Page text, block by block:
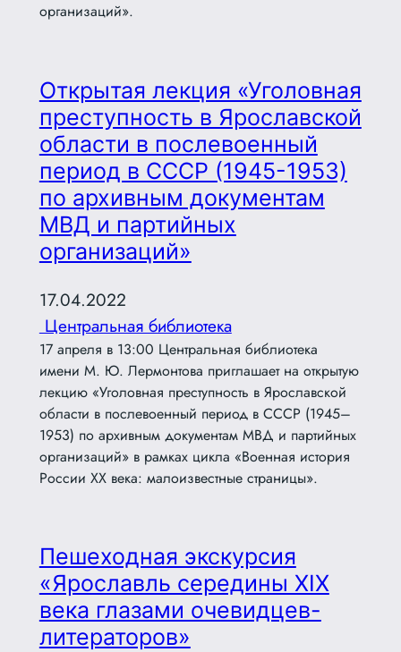
организаций».
Открытая лекция «Уголовная
преступность в Ярославской
области в послевоенный
период в СССР (1945-1953)
по архивным документам
МВД и партийных
организаций»
17.04.2022
Центральная библиотека
17 апреля в 13:00 Центральная библиотека
имени М. Ю. Лермонтова приглашает на открытую
лекцию «Уголовная преступность в Ярославской
области в послевоенный период в СССР (1945–
1953) по архивным документам МВД и партийных
организаций» в рамках цикла «Военная история
России XX века: малоизвестные страницы».
Пешеходная экскурсия
«Ярославль середины XIX
века глазами очевидцев-
литераторов»